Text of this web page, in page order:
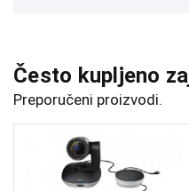
Često kupljeno
Preporučeni proizvodi.